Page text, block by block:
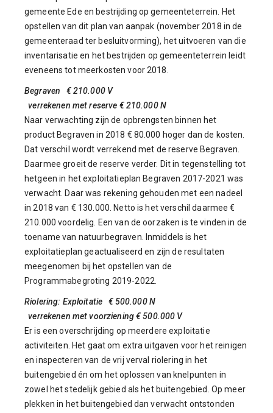
gemeente Ede en bestrijding op gemeenteterrein. Het
opstellen van dit plan van aanpak (november 2018 in de
gemeenteraad ter besluitvorming), het uitvoeren van die
inventarisatie en het bestrijden op gemeenteterrein leidt
eveneens tot meerkosten voor 2018.
Begraven € 210.000 V
verrekenen met reserve € 210.000 N
Naar verwachting zijn de opbrengsten binnen het
product Begraven in 2018 € 80.000 hoger dan de kosten.
Dat verschil wordt verrekend met de reserve Begraven.
Daarmee groeit de reserve verder. Dit in tegenstelling tot
hetgeen in het exploitatieplan Begraven 2017-2021 was
verwacht. Daar was rekening gehouden met een nadeel
in 2018 van € 130.000. Netto is het verschil daarmee €
210.000 voordelig. Een van de oorzaken is te vinden in de
toename van natuurbegraven. Inmiddels is het
exploitatieplan geactualiseerd en zijn de resultaten
meegenomen bij het opstellen van de
Programmabegroting 2019-2022.
Riolering: Exploitatie € 500.000 N
verrekenen met voorziening € 500.000 V
Er is een overschrijding op meerdere exploitatie
activiteiten. Het gaat om extra uitgaven voor het reinigen
en inspecteren van de vrij verval riolering in het
buitengebied én om het oplossen van knelpunten in
zowel het stedelijk gebied als het buitengebied. Op meer
plekken in het buitengebied dan verwacht ontstonden